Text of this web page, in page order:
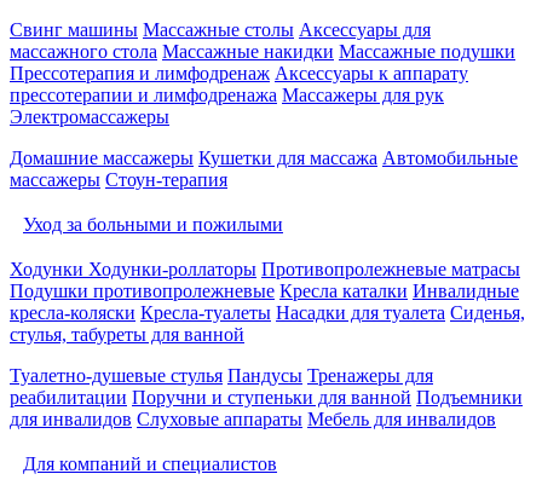
Свинг машины Массажные столы Аксессуары для
массажного стола Массажные накидки Массажные подушки
Прессотерапия и лимфодренаж Аксессуары к аппарату
прессотерапии и лимфодренажа Массажеры для рук
Электромассажеры
Домашние массажеры Кушетки для массажа Автомобильные
массажеры Стоун-терапия
Уход за больными и пожилыми
Ходунки Ходунки-роллаторы Противопролежневые матрасы
Подушки противопролежневые Кресла каталки Инвалидные
кресла-коляски Кресла-туалеты Насадки для туалета Сиденья,
стулья, табуреты для ванной
Туалетно-душевые стулья Пандусы Тренажеры для
реабилитации Поручни и ступеньки для ванной Подъемники
для инвалидов Слуховые аппараты Мебель для инвалидов
Для компаний и специалистов